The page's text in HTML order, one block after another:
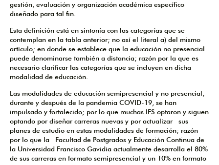
gestión, evaluación y organización académica específico
diseñado para tal fin.
Esta definición está en sintonía con las categorías que se
contemplan en la tabla anterior; no así el literal a) del mismo
artículo; en donde se establece que la educación no presencial
puede denominarse también a distancia; razón por la que es
necesario clarificar las categorías que se incluyen en dicha
modalidad de educación.
Las modalidades de educación semipresencial y no presencial,
durante y después de la pandemia COVID-19, se han
impulsado y fortalecido; por lo que muchas IES optaron y siguen
optando por diseñar carreras nuevas y por actualizar sus
planes de estudio en estas modalidades de formación; razón
por lo que la Facultad de Postgrados y Educación Continua de
la Universidad Francisco Gavidia actualmente desarrolla el 80%
de sus carreras en formato semipresencial y un 10% en formato